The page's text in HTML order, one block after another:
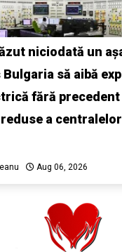
niciodată un
Bulgaria să aibă
fără
a
Aug 06, 2026